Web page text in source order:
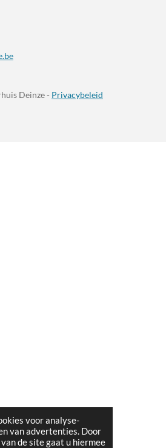
voor analyse-
van advertenties. Door
de site gaat u hiermee
Deinze - Privacybeleid